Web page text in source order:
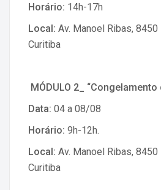
Horário: 14h-17h
Local: Av. Manoel Ribas, 8450
Curitiba
MÓDULO 2_
Data: 04 a 08/08
Horário: 9h-12h.
Local: Av. Manoel Ribas, 8450
Curitiba